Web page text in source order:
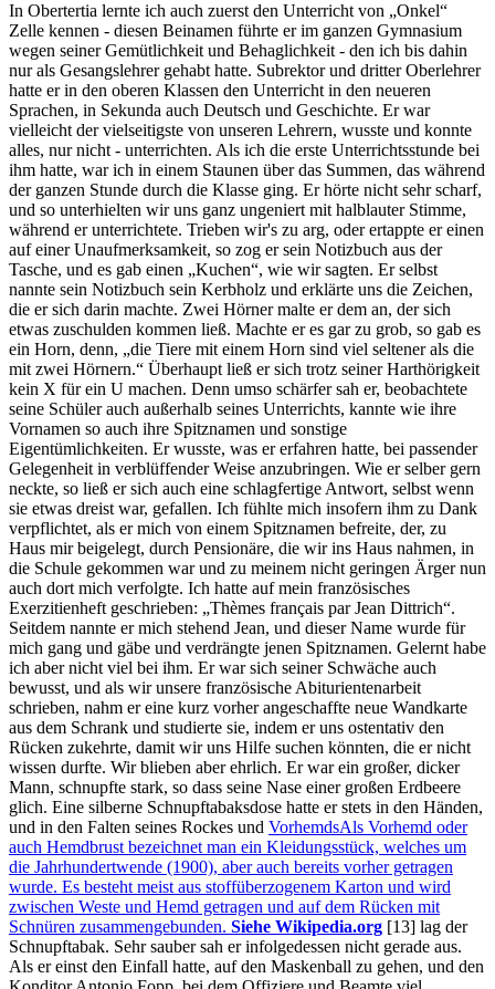
In Obertertia lernte ich auch zuerst den Unterricht von
Onkel
Zelle kennen - diesen Beinamen führte er im ganzen Gymnasium
wegen seiner Gemütlichkeit und Behaglichkeit - den ich bis dahin
nur als Gesangslehrer gehabt hatte. Subrektor und dritter Oberlehrer
hatte er in den oberen Klassen den Unterricht in den neueren
Sprachen, in Sekunda auch Deutsch und Geschichte. Er war
vielleicht der vielseitigste von unseren Lehrern, wusste und konnte
alles, nur nicht - unterrichten. Als ich die erste Unterrichtsstunde bei
ihm hatte, war ich in einem Staunen über das Summen, das während
der ganzen Stunde durch die Klasse ging. Er hörte nicht sehr scharf,
und so unterhielten wir uns ganz ungeniert mit halblauter Stimme,
während er unterrichtete. Trieben wir's zu arg, oder ertappte er einen
auf einer Unaufmerksamkeit, so zog er sein Notizbuch aus der
Tasche, und es gab einen
Kuchen , wie wir sagten. Er selbst
nannte sein Notizbuch sein Kerbholz und erklärte uns die Zeichen,
die er sich darin machte. Zwei Hörner malte er dem an, der sich
etwas zuschulden kommen ließ. Machte er es gar zu grob, so gab es
ein Horn, denn,
die Tiere mit einem Horn sind viel seltener als die
mit zwei Hörnern.
Überhaupt ließ er sich trotz seiner Harthörigkeit
kein X für ein U machen. Denn umso schärfer sah er, beobachtete
seine Schüler auch außerhalb seines Unterrichts, kannte wie ihre
Vornamen so auch ihre Spitznamen und sonstige
Eigentümlichkeiten. Er wusste, was er erfahren hatte, bei passender
Gelegenheit in verblüffender Weise anzubringen. Wie er selber gern
neckte, so ließ er sich auch eine schlagfertige Antwort, selbst wenn
sie etwas dreist war, gefallen. Ich fühlte mich insofern ihm zu Dank
verpflichtet, als er mich von einem Spitznamen befreite, der, zu
Haus mir beigelegt, durch Pensionäre, die wir ins Haus nahmen, in
die Schule gekommen war und zu meinem nicht geringen Ärger nun
auch dort mich verfolgte. Ich hatte auf mein französisches
Exerzitienheft geschrieben:
Thèmes français par Jean Dittrich .
Seitdem nannte er mich stehend Jean, und dieser Name wurde für
mich gang und gäbe und verdrängte jenen Spitznamen. Gelernt habe
ich aber nicht viel bei ihm. Er war sich seiner Schwäche auch
bewusst, und als wir unsere französische Abiturientenarbeit
schrieben, nahm er eine kurz vorher angeschaffte neue Wandkarte
aus dem Schrank und studierte sie, indem er uns ostentativ den
Rücken zukehrte, damit wir uns Hilfe suchen könnten, die er nicht
wissen durfte. Wir blieben aber ehrlich. Er war ein großer, dicker
Mann, schnupfte stark, so dass seine Nase einer großen Erdbeere
glich. Eine silberne Schnupftabaksdose hatte er stets in den Händen,
und in den Falten seines Rockes und VorhemdsAls Vorhemd oder
auch Hemdbrust bezeichnet man ein Kleidungsstück, welches um
die Jahrhundertwende (1900), aber auch bereits vorher getragen
wurde. Es besteht meist aus stoffüberzogenem Karton und wird
zwischen Weste und Hemd getragen und auf dem Rücken mit
Schnüren zusammengebunden. Siehe Wikipedia.org [13] lag der
Schnupftabak. Sehr sauber sah er infolgedessen nicht gerade aus.
Als er einst den Einfall hatte, auf den Maskenball zu gehen, und den